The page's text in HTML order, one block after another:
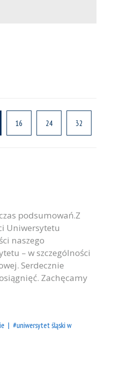
16 24 32
podsumowań.Z
Uniwersytetu
naszego
– w szczególności
Serdecznie
Zachęcamy
#uniwersytet śląski w